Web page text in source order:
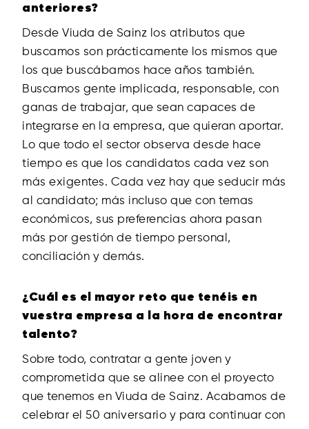
anteriores?
Desde Viuda de Sainz los atributos que
buscamos son prácticamente los mismos que
los que buscábamos hace años también.
Buscamos gente implicada, responsable, con
ganas de trabajar, que sean capaces de
integrarse en la empresa, que quieran aportar.
Lo que todo el sector observa desde hace
tiempo es que los candidatos cada vez son
más exigentes. Cada vez hay que seducir más
al candidato; más incluso que con temas
económicos, sus preferencias ahora pasan
más por gestión de tiempo personal,
conciliación y demás.
¿Cuál es el mayor reto que tenéis en
vuestra empresa a la hora de encontrar
talento?
Sobre todo, contratar a gente joven y
comprometida que se alinee con el proyecto
que tenemos en Viuda de Sainz. Acabamos de
celebrar el 50 aniversario y para continuar con